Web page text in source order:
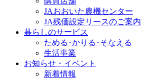
JAおおいた農機センター
JA残価設定リースのご案内
暮らしのサービス
ためる･かりる･そなえる
生活事業
お知らせ・イベント
新着情報